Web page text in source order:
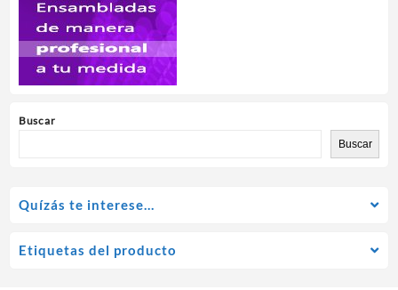
Buscar
Buscar
Quízás te interese…
Etiquetas del producto